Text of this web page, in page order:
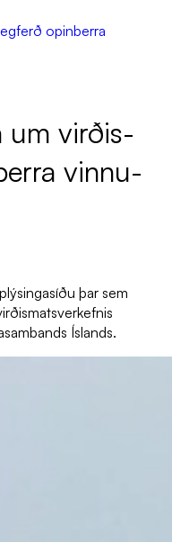
opinberra
um virð­is­
vinnu­
þar sem
Íslands.